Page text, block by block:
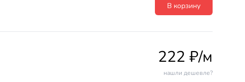
В корзину
222 ₽/м
нашли дешевле?